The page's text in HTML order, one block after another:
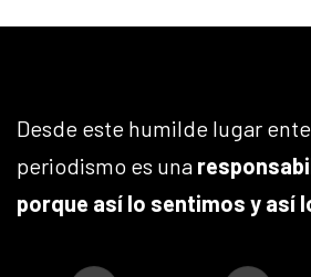
Desde este humilde lugar
periodismo es una
porque así lo sentimos y así